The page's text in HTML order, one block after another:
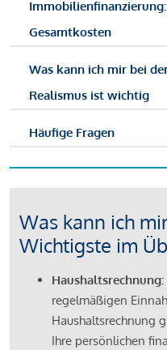
Gesamtkosten
Was kann ich mir bei
Realismus ist wichtig
Häufige Fragen
Was kann ich
Wichtigste im
Haushaltsrechnung:
regelmäßigen
Haushaltsrechnung
Ihre persönlichen